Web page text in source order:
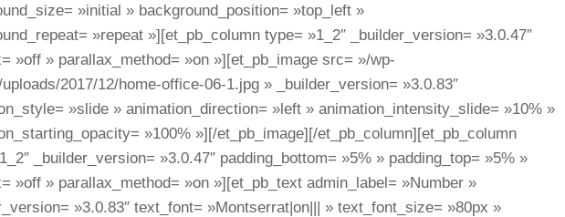
»initial » background_position= »top_left »
»repeat »][et_pb_column type= »1_2″ _builder_version= »3.0.47″
»off » parallax_method= »on »][et_pb_image src= »/wp-
2017/12/home-office-06-1.jpg » _builder_version= »3.0.83″
»slide » animation_direction= »left » animation_intensity_slide= »10% »
»100% »][/et_pb_image][/et_pb_column][et_pb_column
_builder_version= »3.0.47″ padding_bottom= »5% » padding_top= »5% »
»off » parallax_method= »on »][et_pb_text admin_label= »Number »
»3.0.83″ text_font= »Montserrat|on||| » text_font_size= »80px »